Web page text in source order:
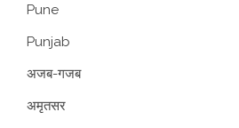
Pune
Punjab
अजब-गजब
अमृतसर